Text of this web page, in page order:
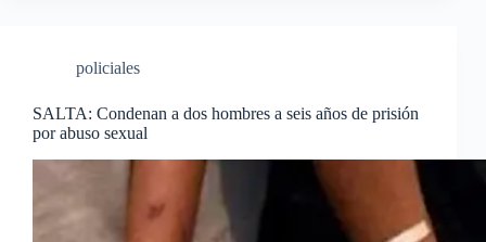
policiales
SALTA: Condenan a dos hombres a seis años de prisión
por abuso sexual